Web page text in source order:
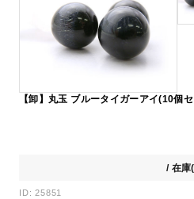
【卸】丸玉 ブルータイガーアイ(10個
/ 在庫
ID: 25851